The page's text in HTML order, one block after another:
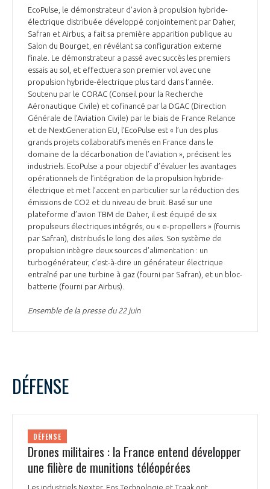
EcoPulse, le démonstrateur d’avion à propulsion hybride-
électrique distribuée développé conjointement par Daher,
Safran et Airbus, a fait sa première apparition publique au
Salon du Bourget, en révélant sa configuration externe
finale. Le démonstrateur a passé avec succès les premiers
essais au sol, et effectuera son premier vol avec une
propulsion hybride-électrique plus tard dans l’année.
Soutenu par le CORAC (Conseil pour la Recherche
Aéronautique Civile) et cofinancé par la DGAC (Direction
Générale de l’Aviation Civile) par le biais de France Relance
et de NextGeneration EU, l’EcoPulse est « l’un des plus
grands projets collaboratifs menés en France dans le
domaine de la décarbonation de l’aviation », précisent les
industriels. EcoPulse a pour objectif d’évaluer les avantages
opérationnels de l’intégration de la propulsion hybride-
électrique et met l’accent en particulier sur la réduction des
émissions de CO2 et du niveau de bruit. Basé sur une
plateforme d’avion TBM de Daher, il est équipé de six
propulseurs électriques intégrés, ou « e-propellers » (fournis
par Safran), distribués le long des ailes. Son système de
propulsion intègre deux sources d’alimentation : un
turbogénérateur, c’est-à-dire un générateur électrique
entraîné par une turbine à gaz (fourni par Safran), et un bloc-
batterie (fourni par Airbus).
Ensemble de la presse du 22 juin
DÉFENSE
DÉFENSE
Drones militaires : la France entend développer
une filière de munitions téléopérées
Les industriels Nexter, Eos Technologie et Traak ont